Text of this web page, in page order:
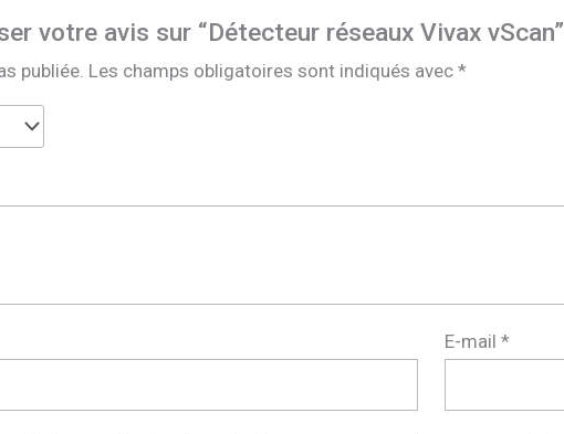
votre avis sur “Détecteur réseaux Vivax vScan”
publiée. Les champs obligatoires sont indiqués avec*
E-mail*